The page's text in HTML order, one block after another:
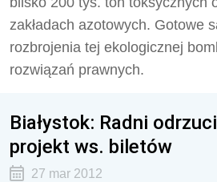
zakładach azotowych. Gotowe
rozbrojenia tej ekologicznej
rozwiązań prawnych.
Białystok: Radni
projekt ws. biletów
27 mar 2012